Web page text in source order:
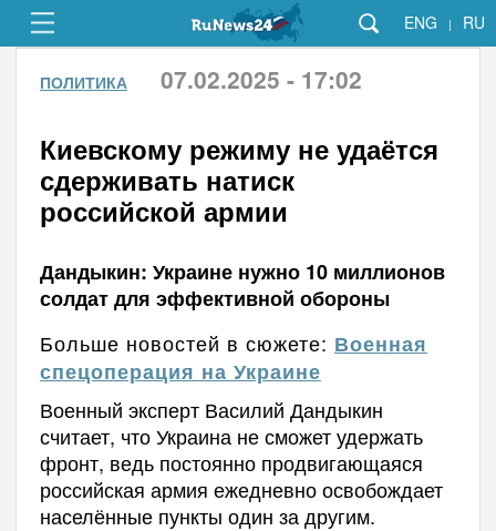
ENG | RU
ПОЛИТИКА 07.02.2025 - 17:02
Киевскому режиму не удаётся
сдерживать натиск
российской армии
Дандыкин: Украине нужно 10 миллионов
солдат для эффективной обороны
Больше новостей в сюжете: Военная
спецоперация на Украине
Военный эксперт Василий Дандыкин
считает, что Украина не сможет удержать
фронт, ведь постоянно продвигающаяся
российская армия ежедневно освобождает
населённые пункты один за другим.